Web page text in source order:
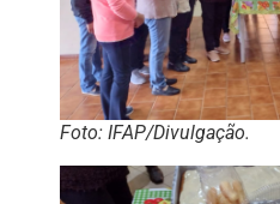
Foto: IFAP/Divulgação.